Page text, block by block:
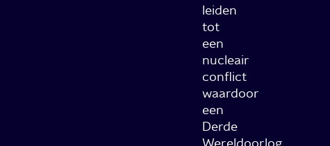
leiden
tot
een
nucleair
conflict
waardoor
een
Derde
Wereldoorlog